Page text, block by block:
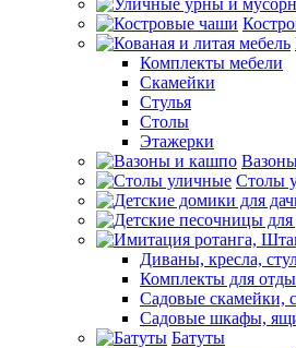
Комплекты мебели
Скамейки
Стулья
Столы
Этажерки
Столы
Диваны, кресла,
Комплекты для
Садовые скамейки,
Садовые шкафы,
Батуты